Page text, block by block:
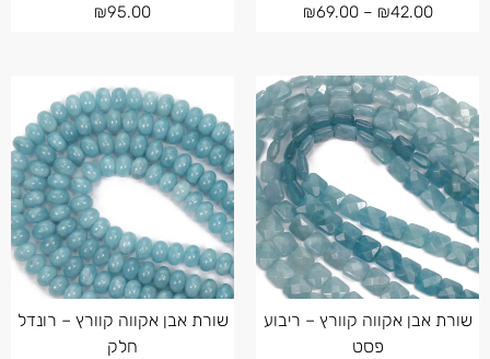
₪42.00
–
₪69.00
₪95.00
שורת אבן אקווה קוורץ – ריבוע
פסט
שורת אבן אקווה קוורץ – רונדל
חלק